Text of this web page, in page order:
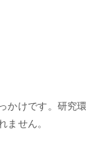
けです。研究
ません。